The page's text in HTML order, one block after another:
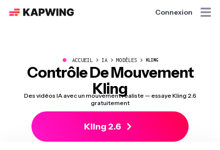
Connexion
● ACCUEIL IA MODÈLES KLING
Contrôle De Mouvement
Kling
Des vidéos IA avec un mouvement réaliste — essaye Kling 2.6
gratuitement
Kling 2.6